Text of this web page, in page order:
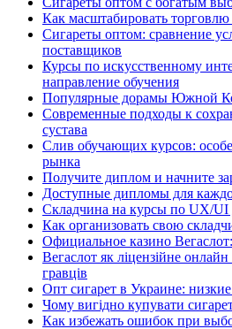
Как масштабировать торговлю
Сигареты оптом: сравнение
поставщиков
Курсы по искусственному
направление обучения
Популярные дорамы Южной
Современные подходы к
сустава
Слив обучающих курсов:
рынка
Получите диплом и начните
Доступные дипломы для
Складчина на курсы по UX/UI
Как организовать свою
Официальное казино
Вегаслот як ліцензійне
гравців
Опт сигарет в Украине:
Чому вигідно купувати
Как избежать ошибок при